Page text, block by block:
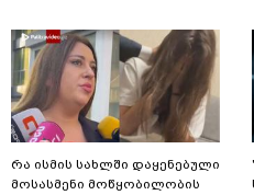
რა ისმის სახლში დაყენებული
მოსასმენი მოწყობილობის